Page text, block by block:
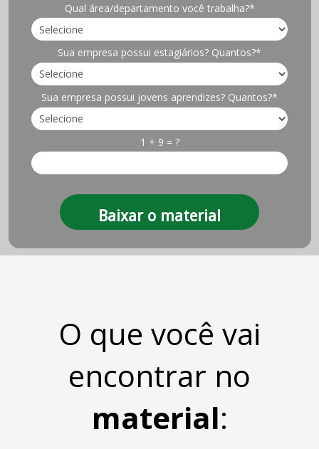
Qual área/departamento você trabalha?*
Sua empresa possui estagiários? Quantos?*
Sua empresa possui jovens aprendizes? Quantos?*
1 + 9 = ?
Baixar o material
O que você vai
encontrar no
material: